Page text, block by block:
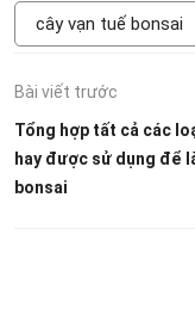
cây vạn tuế bonsai
Bài viết trước
Tổng hợp tất cả các
hay được sử dụng để
bonsai